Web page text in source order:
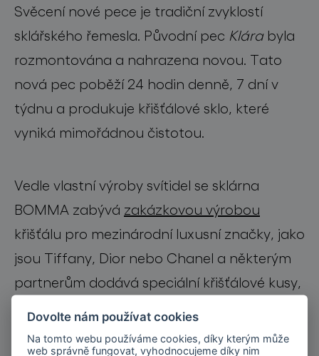
Svěcení nové pece je tradiční zvyklostí
sklářského řemesla. Původní pec Klárabyla
rozmontována a nahrazena novou. Tato
nová pec poběží 24 hodin denně, 7 dní v
týdnu a produkuje křišťálové sklo, které
vyniká mimořádnou čistotou.
Vedle vlastní výroby svítidel se sklárna
BOMMA zabývá zakázkovou výrobou
křišťálu pro mezinárodní luxusní značky, jako
jsou Tiffany, Dior nebo Chanel a některým
partnerům dodává speciální křišťálové kusy,
Dovolte nám používat cookies
Na tomto webu používáme cookies, díky kterým může
web správně fungovat, vyhodnocujeme díky nim